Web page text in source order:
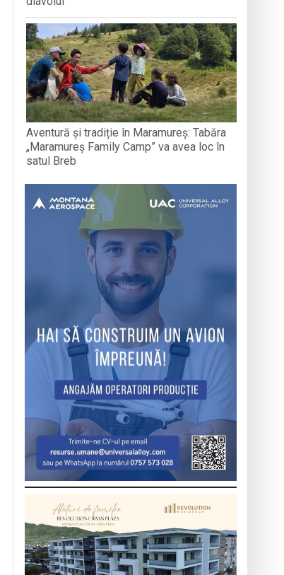
Aventură și tradiție în Maramureș: Tabăra
„Maramureș Family Camp” va avea loc în
satul Breb